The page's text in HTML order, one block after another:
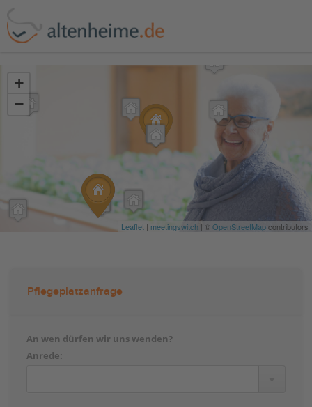
+
−
Leaflet | meetingswitch | ©OpenStreetMapcontributors
Pflegeplatzanfrage
An wen dürfen wir uns wenden?
Anrede: